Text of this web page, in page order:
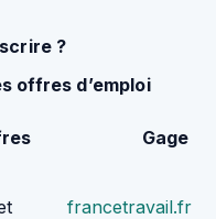
?
offres d’emploi
Gage
francetravail.fr